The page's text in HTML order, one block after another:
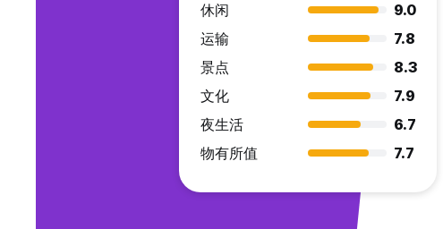
休闲
9.0
运输
7.8
景点
8.3
文化
7.9
夜生活
6.7
物有所值
7.7